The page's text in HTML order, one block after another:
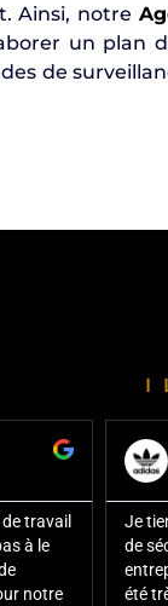
Ainsi, notre
un plan
de
travail
à le
notre
Je
de
été